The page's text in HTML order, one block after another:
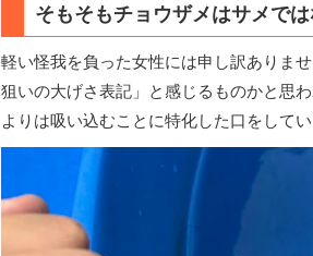
そもそもチョウザメはサメで
軽い怪我を負った女性には申し訳ありま
狙いの大げさ表記」と感じるものかと思
よりは吸い込むことに特化した口をして